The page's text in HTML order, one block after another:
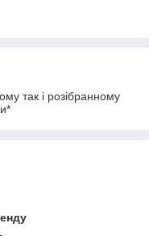
так і розібранному